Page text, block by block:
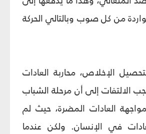
من كل صوب وبالتالي الحركة
الإخلاص، محاربة العادات
الالتفات إلى أن مرحلة الشباب
العادات المضرة، حيث لم
في الإنسان. ولكن عندما